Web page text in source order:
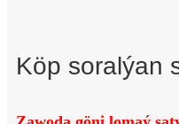
Köp soralýan